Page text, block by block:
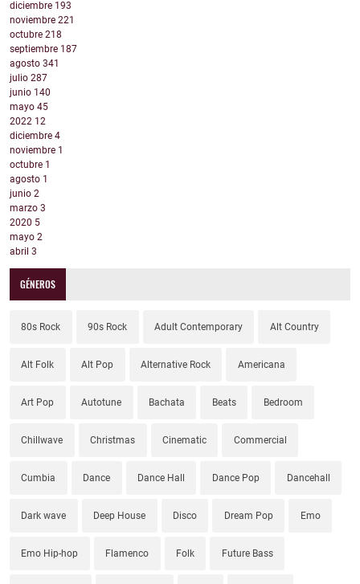
diciembre 193
noviembre 221
octubre 218
septiembre 187
agosto 341
julio 287
junio 140
mayo 45
2022 12
diciembre 4
noviembre 1
octubre 1
agosto 1
junio 2
marzo 3
2020 5
mayo 2
abril 3
GÉNEROS
80s Rock 90s Rock Adult Contemporary Alt Country
Alt Folk Alt Pop Alternative Rock Americana
Art Pop Autotune Bachata Beats Bedroom
Chillwave Christmas Cinematic Commercial
Cumbia Dance Dance Hall Dance Pop Dancehall
Dark wave Deep House Disco Dream Pop Emo
Emo Hip-hop Flamenco Folk Future Bass